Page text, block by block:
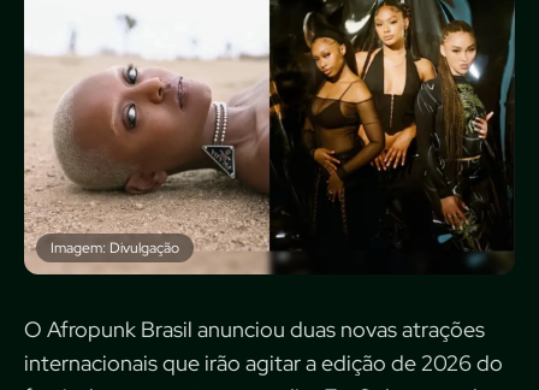
Imagem: Divulgação
O Afropunk Brasil anunciou duas novas atrações
internacionais que irão agitar a edição de 2026 do